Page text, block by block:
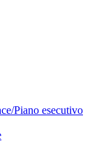
Piano esecutivo